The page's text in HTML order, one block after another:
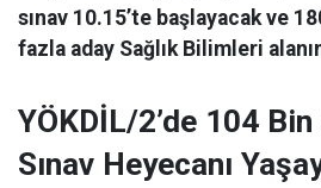
sınav 10.15’te başlayacak ve
fazla aday Sağlık Bilimleri
YÖKDİL/2’de 104
Sınav Heyecanı